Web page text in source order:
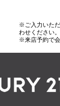
※ご入力いただ
わせください。
※来店予約で